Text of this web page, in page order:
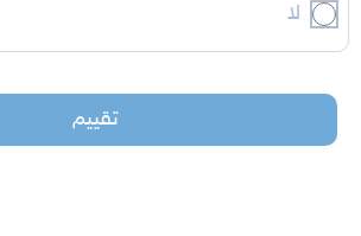
لا
تقييم